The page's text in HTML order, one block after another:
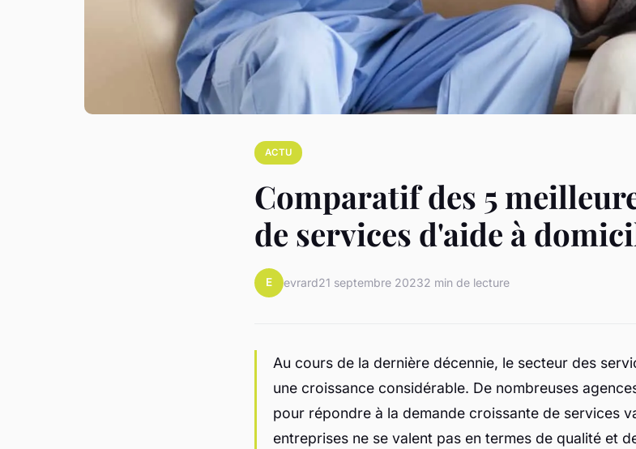
ACTU
Comparatif des 5
de services d'aide à
E evrard21 septembre 20232 min de lecture
Au cours de la dernière décennie, le secteur des
une croissance considérable. De nombreuses
pour répondre à la demande croissante de services
entreprises ne se valent pas en termes de qualité et